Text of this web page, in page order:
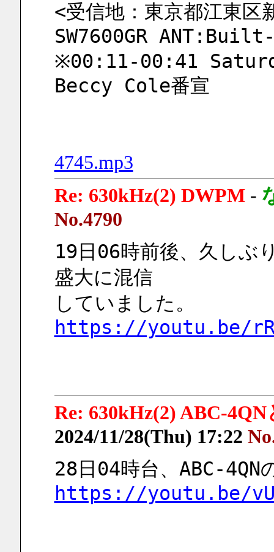
<受信地：東京都江東
SW7600GR
※00:11-00:41
Beccy Cole番宣
4745.mp3
Re: 630kHz(2) DWPM-
No.4790
19日06時前後、久しぶ
盛大に混信
していました。
https://youtu.be/
Re: 630kHz(2) ABC-
2024/11/28(Thu) 17:22
28日04時台、ABC-4QN
https://youtu.be/